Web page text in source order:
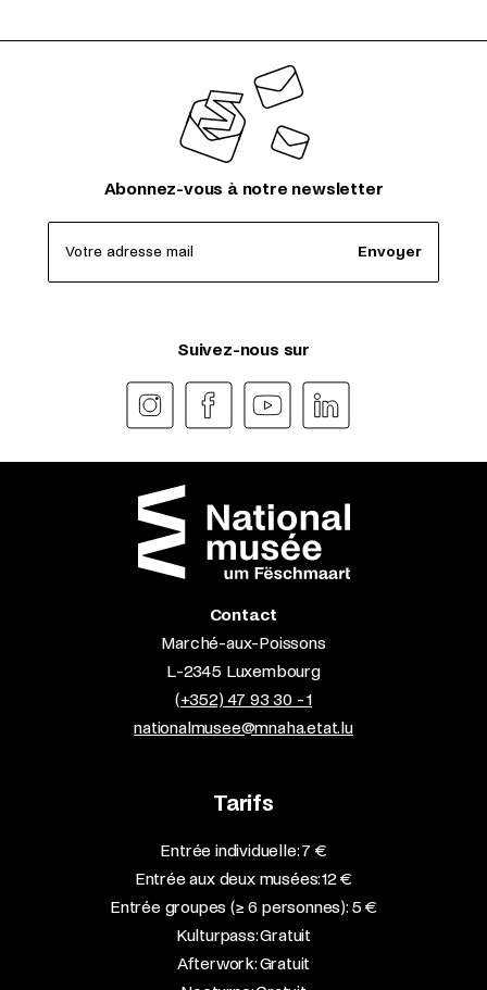
Abonnez-vous à notre newsletter
Votre adresse mail Envoyer
Suivez-nous sur
Contact
Marché-aux-Poissons
L-2345 Luxembourg
(+352) 47 93 30 - 1
nationalmusee@mnaha.etat.lu
Tarifs
Entrée individuelle: 7 €
Entrée aux deux musées: 12 €
Entrée groupes (≥ 6 personnes): 5 €
Kulturpass: Gratuit
Afterwork: Gratuit